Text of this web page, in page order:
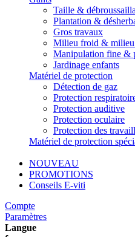
Taille &
Plantation &
Gros travaux
Milieu froid & milieu
Manipulation fine &
Jardinage enfants
Matériel de protection
Détection de gaz
Protection
Protection auditive
Protection oculaire
Protection des
Matériel de protection
NOUVEAU
PROMOTIONS
Conseils E-viti
Compte
Paramètres
Langue